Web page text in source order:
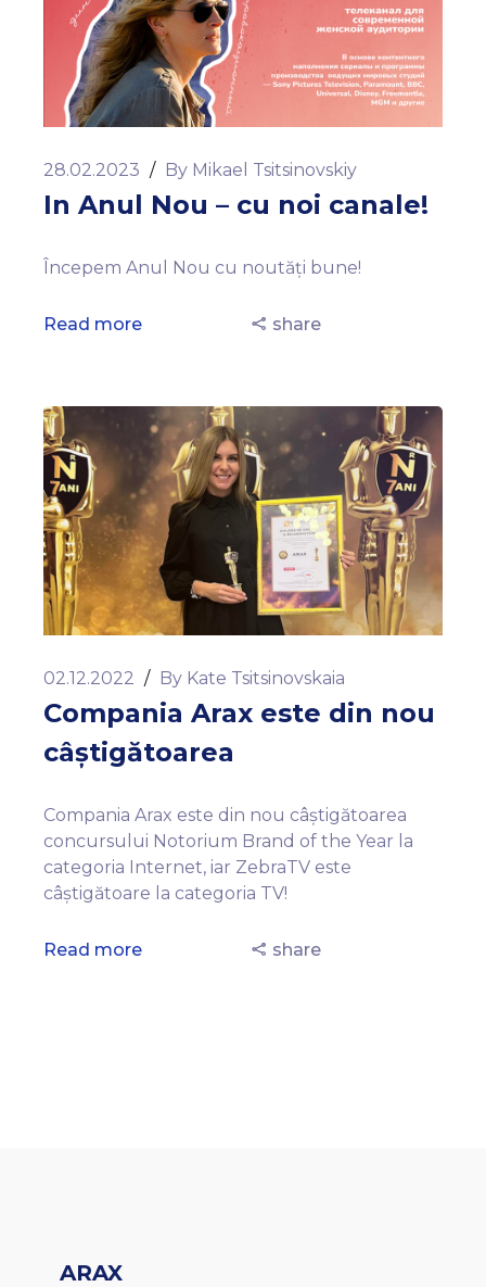
28.02.2023 / By Mikael Tsitsinovskiy
In Anul Nou – cu noi canale!
Începem Anul Nou cu noutăţi bune!
Read more share
02.12.2022 / By Kate Tsitsinovskaia
Compania Arax este din nou
câștigătoarea
Compania Arax este din nou câștigătoarea
concursului Notorium Brand of the Year la
categoria Internet, iar ZebraTV este
câștigătoare la categoria TV!
Read more share
ARAX